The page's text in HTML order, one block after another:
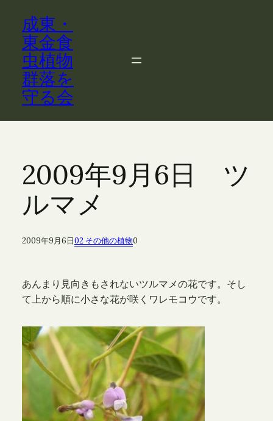
成東・
東金食
虫植物
群落を
守る会
2009年9月6日 ツ
ルマメ
2009年9月6日02 その他の植物0
あんまり見向きもされないツルマメの花です。そし
て上から順に小さな花が咲くワレモコウです。